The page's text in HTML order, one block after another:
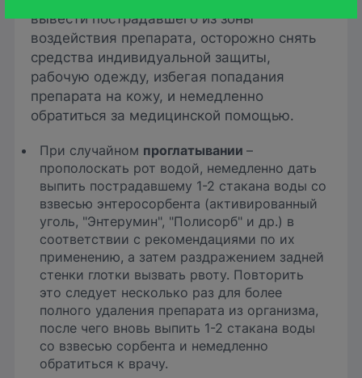
вывести пострадавшего из зоны
воздействия препарата, осторожно снять
средства индивидуальной защиты,
рабочую одежду, избегая попадания
препарата на кожу, и немедленно
обратиться за медицинской помощью.
При случайном проглатывании–
прополоскать рот водой, немедленно дать
выпить пострадавшему 1-2 стакана воды со
взвесью энтеросорбента (активированный
уголь, "Энтерумин", "Полисорб" и др.) в
соответствии с рекомендациями по их
применению, а затем раздражением задней
стенки глотки вызвать рвоту. Повторить
это следует несколько раз для более
полного удаления препарата из организма,
после чего вновь выпить 1-2 стакана воды
со взвесью сорбента и немедленно
обратиться к врачу.